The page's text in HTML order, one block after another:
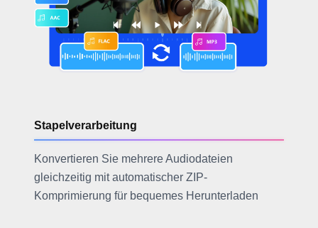
Stapelverarbeitung
Konvertieren Sie mehrere Audiodateien
gleichzeitig mit automatischer ZIP-
Komprimierung für bequemes Herunterladen